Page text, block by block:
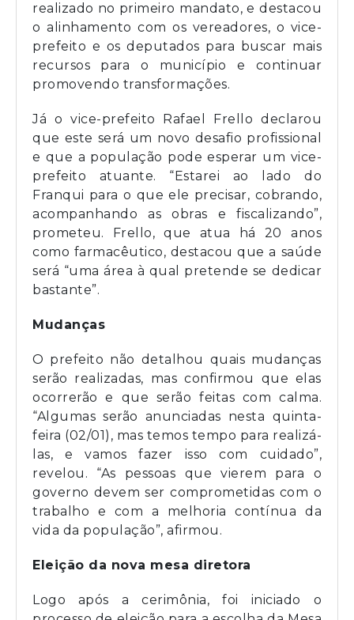
realizado no primeiro mandato, e destacou
o alinhamento com os vereadores, o vice-
prefeito e os deputados para buscar mais
recursos para o município e continuar
promovendo transformações.
Já o vice-prefeito Rafael Frello declarou
que este será um novo desafio profissional
e que a população pode esperar um vice-
prefeito atuante. “Estarei ao lado do
Franqui para o que ele precisar, cobrando,
acompanhando as obras e fiscalizando”,
prometeu. Frello, que atua há 20 anos
como farmacêutico, destacou que a saúde
será “uma área à qual pretende se dedicar
bastante”.
Mudanças
O prefeito não detalhou quais mudanças
serão realizadas, mas confirmou que elas
ocorrerão e que serão feitas com calma.
“Algumas serão anunciadas nesta quinta-
feira (02/01), mas temos tempo para realizá-
las, e vamos fazer isso com cuidado”,
revelou. “As pessoas que vierem para o
governo devem ser comprometidas com o
trabalho e com a melhoria contínua da
vida da população”, afirmou.
Eleição da nova mesa diretora
Logo após a cerimônia, foi iniciado o